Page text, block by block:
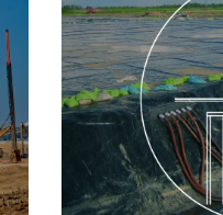
مينار